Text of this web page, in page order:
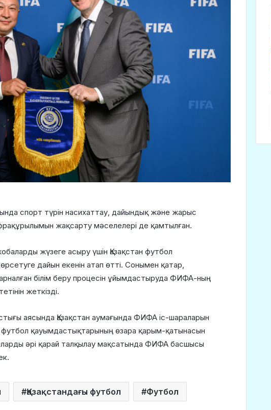
спорт түрін насихаттау, дайындық және жарыс
жақсарту мәселелері де қамтылған.
жүзеге асыру үшін Қазақстан футбол
дайын екенін атап өтті. Сонымен қатар,
білім беру процесін ұйымдастыруда ФИФА-ның
жеткізді.
аясында Қазақстан аумағында ФИФА іс-шараларын
қауымдастықтарының өзара қарым-қатынасын
әрі қарай талқылау мақсатында ФИФА басшысы
Қазақстандағы футбол Футбол